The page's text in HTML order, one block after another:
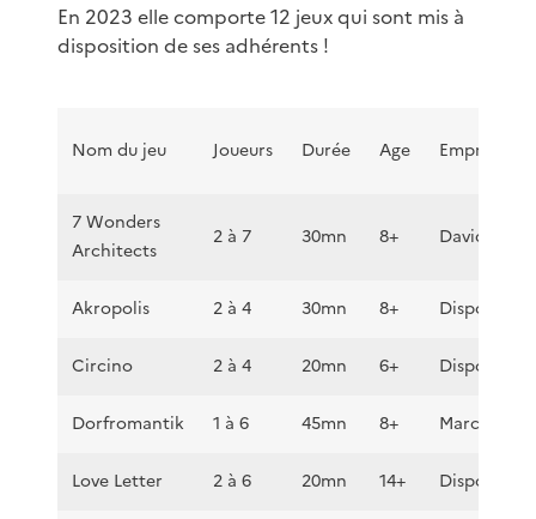
En 2023 elle comporte 12 jeux qui sont mis à
disposition de ses adhérents !
Nom du jeu Joueurs Durée Age Emprunt
7 Wonders
Architects
2 à 7 30mn 8+ David
Akropolis 2 à 4 30mn 8+ Disponible
Circino 2 à 4 20mn 6+ Disponible
Dorfromantik 1 à 6 45mn 8+ Marc
Love Letter 2 à 6 20mn 14+ Disponible